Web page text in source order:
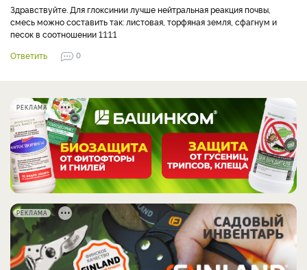
Здравствуйте. Для глоксинии лучше нейтральная реакция почвы,
смесь можно составить так: листовая, торфяная земля, сфагнум и
песок в соотношении 1:1:1:1
Ответить
0
РЕКЛАМА
РЕКЛАМА